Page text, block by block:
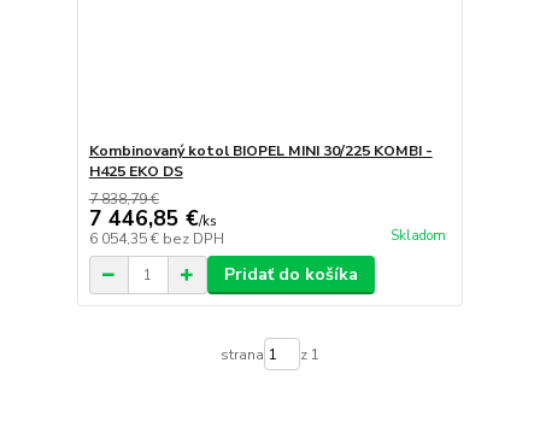
Kombinovaný kotol BIOPEL MINI 30/225 KOMBI -
H425 EKO DS
7 838,79 €
7 446,85 €/ks
6 054,35 € bez DPH Skladom
Pridať do košíka
strana z 1